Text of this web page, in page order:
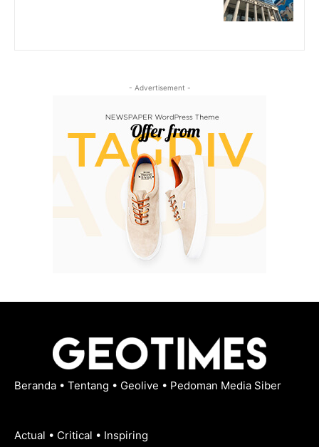
- Advertisement -
Beranda • Tentang • Geolive • Pedoman Media Siber
Actual • Critical • Inspiring